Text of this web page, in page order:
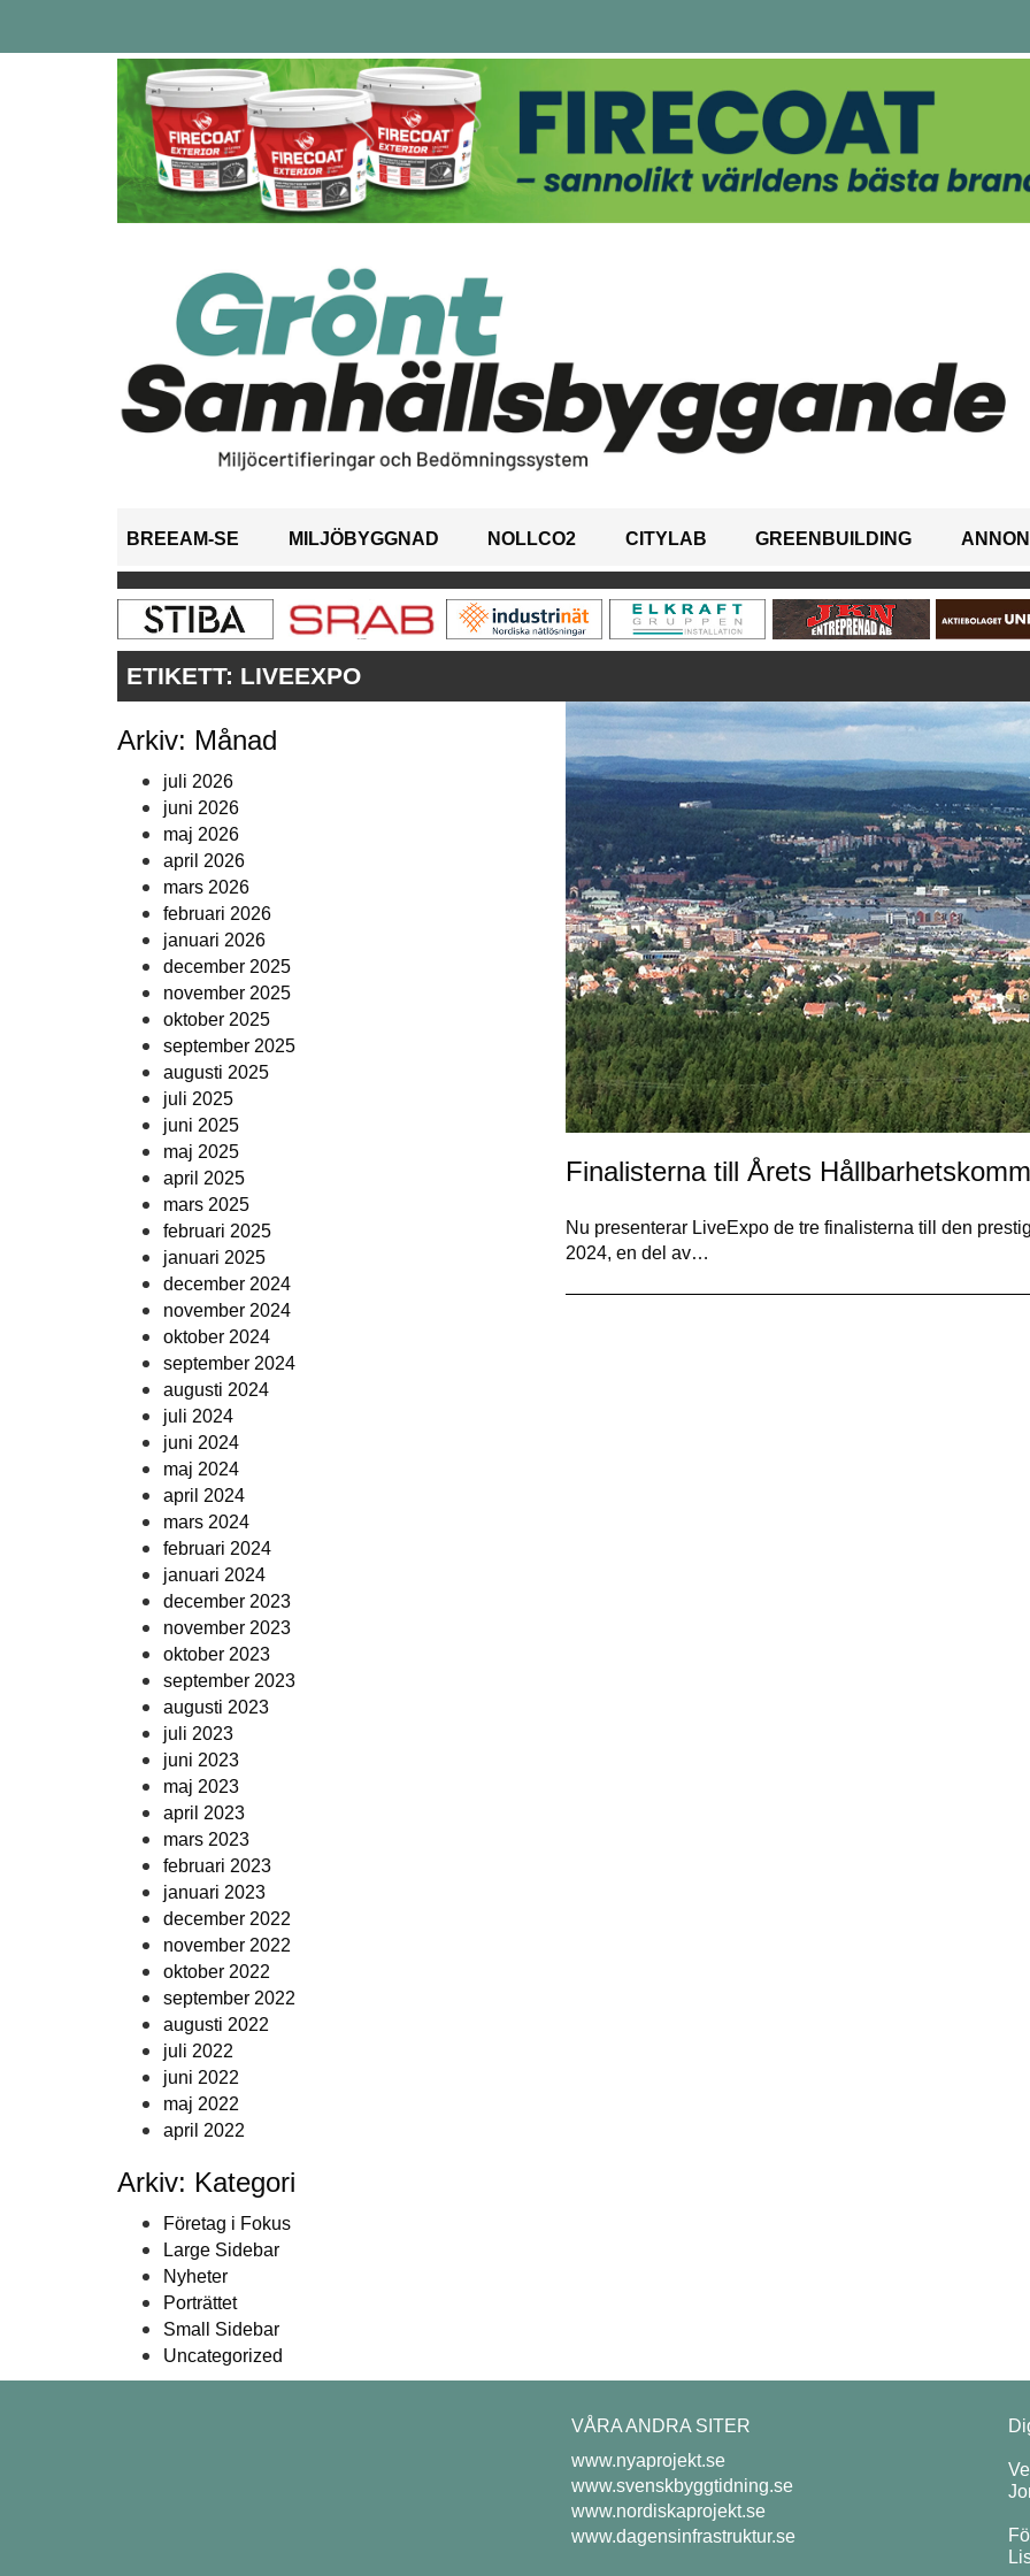
BREEAM-SE MILJÖBYGGNAD NOLLCO2 CITYLAB GREENBUILDING
ETIKETT: LIVEEXPO
Arkiv: Månad
juli 2026
juni 2026
maj 2026
april 2026
mars 2026
februari 2026
januari 2026
december 2025
november 2025
oktober 2025
september 2025
augusti 2025
juli 2025
juni 2025
maj 2025
april 2025
mars 2025
februari 2025
januari 2025
december 2024
november 2024
oktober 2024
september 2024
augusti 2024
juli 2024
juni 2024
maj 2024
april 2024
mars 2024
februari 2024
januari 2024
december 2023
november 2023
oktober 2023
september 2023
augusti 2023
juli 2023
juni 2023
maj 2023
april 2023
mars 2023
februari 2023
januari 2023
december 2022
november 2022
oktober 2022
september 2022
augusti 2022
juli 2022
juni 2022
maj 2022
april 2022
Arkiv: Kategori
Företag i Fokus
Large Sidebar
Nyheter
Porträttet
Small Sidebar
Uncategorized
Finalisterna till Årets
Nu presenterar LiveExpo de tre finalisterna till den
2024, en del av…
VÅRA ANDRA SITER
www.nyaprojekt.se
www.svenskbyggtidning.se
www.nordiskaprojekt.se
www.dagensinfrastruktur.se